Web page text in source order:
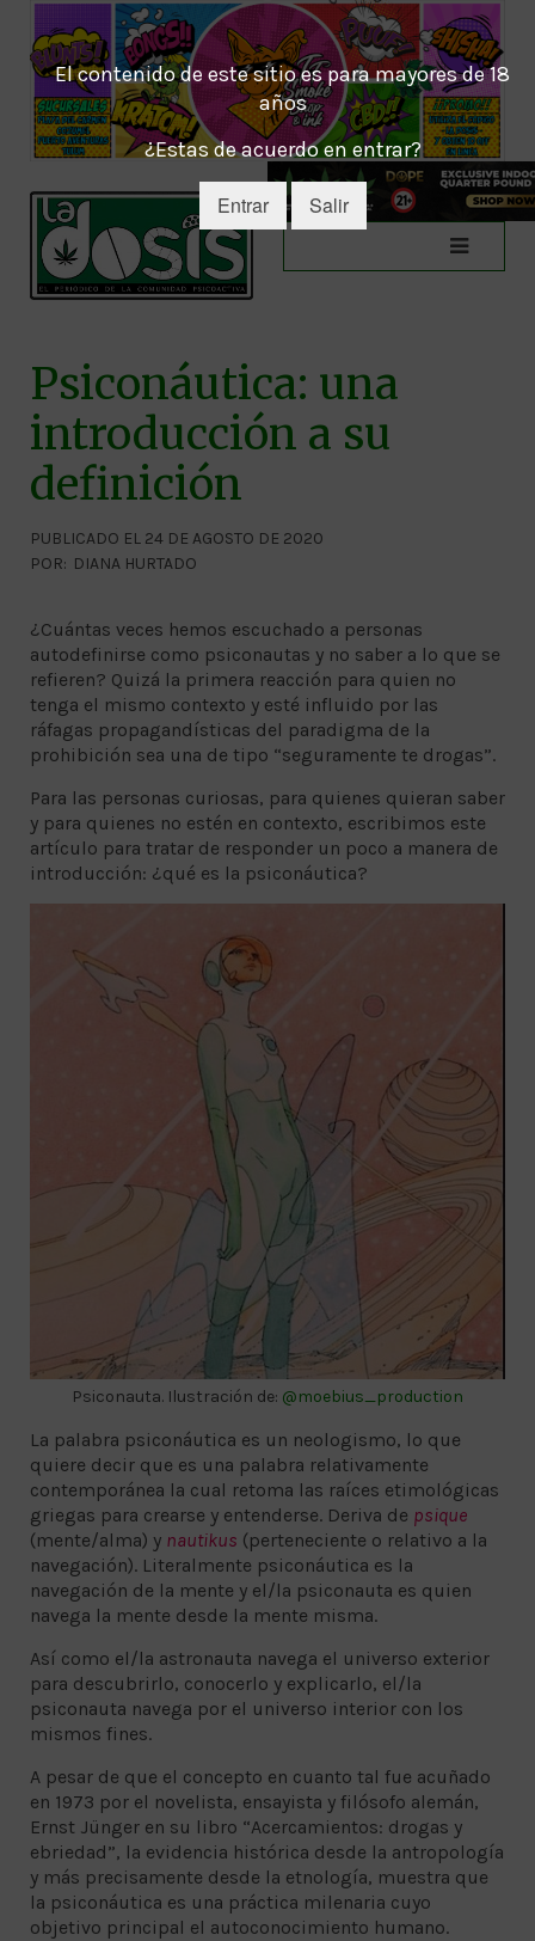
El contenido de este sitio es para mayores de 18
años
¿Estas de acuerdo en entrar?
Entrar Salir
Psiconáutica: una
introducción a su
definición
PUBLICADO EL 24 DE AGOSTO DE 2020
POR: DIANA HURTADO
¿Cuántas veces hemos escuchado a personas
autodefinirse como psiconautas y no saber a lo que se
refieren? Quizá la primera reacción para quien no
tenga el mismo contexto y esté influido por las
ráfagas propagandísticas del paradigma de la
prohibición sea una de tipo “seguramente te drogas”.
Para las personas curiosas, para quienes quieran saber
y para quienes no estén en contexto, escribimos este
artículo para tratar de responder un poco a manera de
introducción: ¿qué es la psiconáutica?
Psiconauta. Ilustración de: @moebius_production
La palabra psiconáutica es un neologismo, lo que
quiere decir que es una palabra relativamente
contemporánea la cual retoma las raíces etimológicas
griegas para crearse y entenderse. Deriva de psique
(mente/alma) y nautikus (perteneciente o relativo a la
navegación). Literalmente psiconáutica es la
navegación de la mente y el/la psiconauta es quien
navega la mente desde la mente misma.
Así como el/la astronauta navega el universo exterior
para descubrirlo, conocerlo y explicarlo, el/la
psiconauta navega por el universo interior con los
mismos fines.
A pesar de que el concepto en cuanto tal fue acuñado
en 1973 por el novelista, ensayista y filósofo alemán,
Ernst Jünger en su libro “Acercamientos: drogas y
ebriedad”, la evidencia histórica desde la antropología
y más precisamente desde la etnología, muestra que
la psiconáutica es una práctica milenaria cuyo
objetivo principal el autoconocimiento humano.